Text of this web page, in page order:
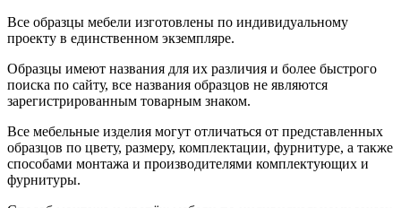
Все образцы мебели изготовлены по индивидуальному
проекту в единственном экземпляре.
Образцы имеют названия для их различия и более быстрого
поиска по сайту, все названия образцов не являются
зарегистрированным товарным знаком.
Все мебельные изделия могут отличаться от представленных
образцов по цвету, размеру, комплектации, фурнитуре, а также
способами монтажа и производителями комплектующих и
фурнитуры.